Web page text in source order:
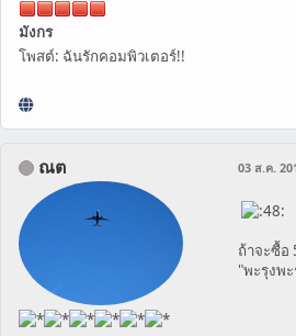
มังกร
โพสต์: ฉันรักคอมพิวเตอร์!!
ณต 03 ส.ค.
ถ้าจะซื้อ
"พะรุงพ